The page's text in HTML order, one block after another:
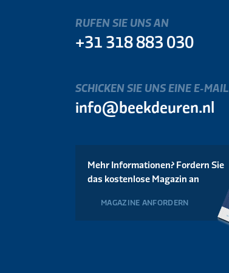
RUFEN SIE UNS AN
+31 318 883 030
SCHICKEN SIE UNS EINE E-MAIL
info@beekdeuren.nl
Mehr Informationen? Fordern Sie
das kostenlose Magazin an
MAGAZINE ANFORDERN